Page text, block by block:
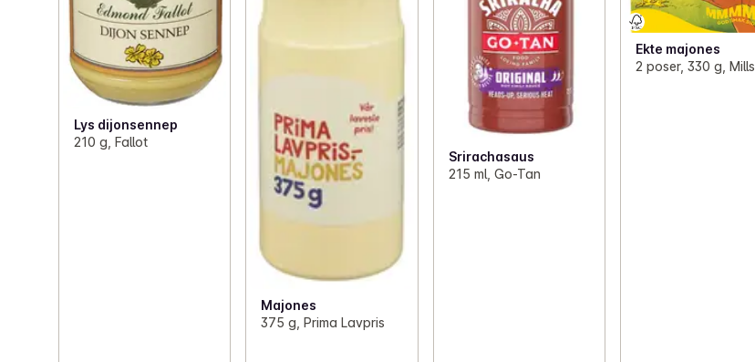
Lys dijonsennep
210 g, Fallot
Majones
375 g, Prima Lavpris
Srirachasaus
215 ml, Go-Tan
Ekte majones
2 poser, 330 g, Mills